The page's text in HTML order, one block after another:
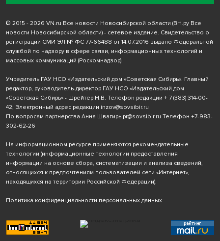
© 2015 - 2026 VN.ru Все новости Новосибирской области (ВН.ру Все
новости Новосибирской области) - сетевое издание. Свидетельство о
регистрации СМИ ЭЛ № ФС 77-66488 от 14.07.2016 выдано Федеральной
службой по надзору в сфере связи, информационных технологий и
массовых коммуникаций (Роскомнадзор)
Учредитель ГАУ НСО «Издательский дом «Советская Сибирь». Главный
редактор, руководитель-директор ГАУ НСО «Издательский дом
«Советская Сибирь» - Шрейтер Н.В. Телефон редакции + 7 (383) 314-00-
42; Электронный адрес редакции inzov@sovsibir.ru
По вопросам партнерства Анна Швагирь pr@sovsibir.ru Телефон +7-983-
302-62-26
На информационном ресурсе применяются рекомендательные
технологии (информационные технологии предоставления
информации на основе сбора, систематизации и анализа сведений,
относящихся к предпочтениям пользователей сети «Интернет»,
находящихся на территории Российской Федерации).
Политика конфиденциальности персональных данных